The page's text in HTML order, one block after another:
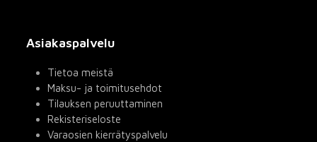
Asiakaspalvelu
Tietoa meistä
Maksu- ja toimitusehdot
Tilauksen peruuttaminen
Rekisteriseloste
Varaosien kierrätyspalvelu